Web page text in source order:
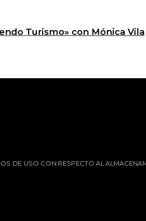
Turismo» con Mónica Vila
DE USO CON RESPECTO AL